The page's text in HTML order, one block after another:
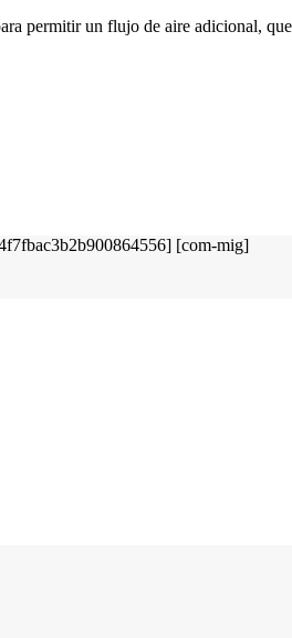
permitir un flujo de aire adicional,